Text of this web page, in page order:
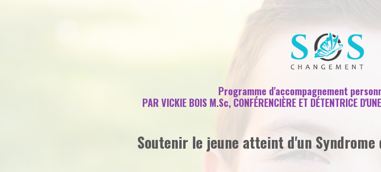
Programme d'accompagnement
PAR VICKIE BOIS M.Sc, CONFÉRENCIÈRE ET DÉTENTRICE
Soutenir le jeune atteint d'un